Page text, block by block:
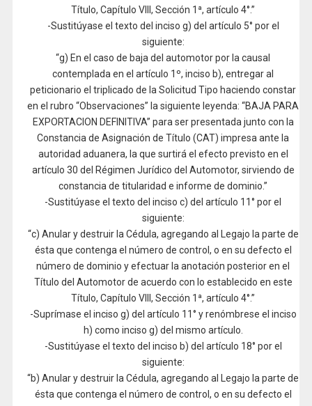
Título, Capítulo VIII, Sección 1ª, artículo 4°.”
-Sustitúyase el texto del inciso g) del artículo 5° por el
siguiente:
“g) En el caso de baja del automotor por la causal
contemplada en el artículo 1º, inciso b), entregar al
peticionario el triplicado de la Solicitud Tipo haciendo constar
en el rubro “Observaciones” la siguiente leyenda: “BAJA PARA
EXPORTACION DEFINITIVA” para ser presentada junto con la
Constancia de Asignación de Título (CAT) impresa ante la
autoridad aduanera, la que surtirá el efecto previsto en el
artículo 30 del Régimen Jurídico del Automotor, sirviendo de
constancia de titularidad e informe de dominio.”
-Sustitúyase el texto del inciso c) del artículo 11° por el
siguiente:
“c) Anular y destruir la Cédula, agregando al Legajo la parte de
ésta que contenga el número de control, o en su defecto el
número de dominio y efectuar la anotación posterior en el
Título del Automotor de acuerdo con lo establecido en este
Título, Capítulo VIII, Sección 1ª, artículo 4°.”
-Suprímase el inciso g) del artículo 11° y renómbrese el inciso
h) como inciso g) del mismo artículo.
-Sustitúyase el texto del inciso b) del artículo 18° por el
siguiente:
“b) Anular y destruir la Cédula, agregando al Legajo la parte de
ésta que contenga el número de control, o en su defecto el